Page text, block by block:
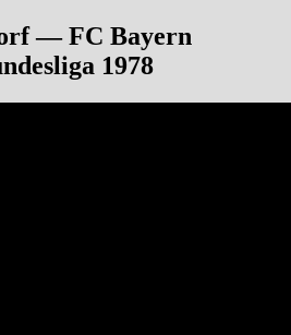
— FC Bayern
1978